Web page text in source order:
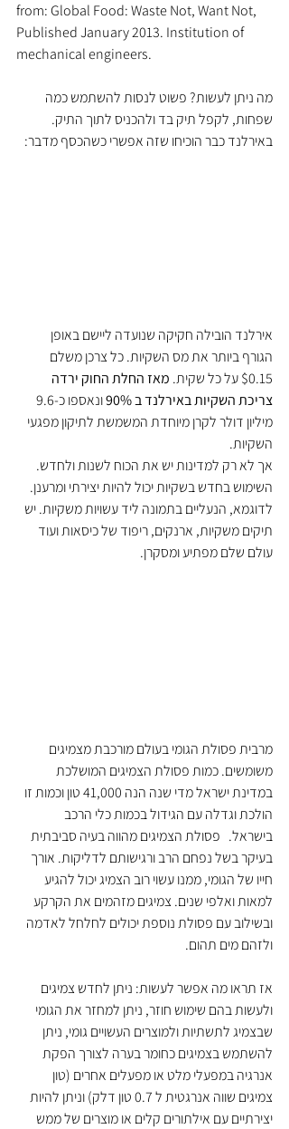
from: Global Food: Waste Not, Want Not,
Published January 2013. Institution of
mechanical engineers.
מה ניתן לעשות? פשוט לנסות להשתמש כמה
שפחות, לקפל תיק בד ולהכניס לתוך התיק.
באירלנד כבר הוכיחו שזה אפשרי כשהכסף מדבר:
אירלנד הובילה חקיקה שנועדה ליישם באופן
הגורף ביותר את מס השקיות. כל צרכן משלם
$0.15 על כל שקית.
מאז החלת החוק ירדה
צריכת השקיות באירלנד ב 90%
מיליון דולר לקרן מיוחדת המשמשת לתיקון מפגעי
השקיות.
אך לא רק למדינות יש את הכוח לשנות ולחדש.
השימוש בחדש בשקיות יכול להיות יצירתי ומרענן.
לדוגמא, הנעליים בתמונה ליד עשויות משקיות. יש
תיקים משקיות, ארנקים, ריפוד של כיסאות ועוד
עולם שלם מפתיע ומסקרן.​
מרבית פסולת הגומי בעולם מורכבת מצמיגים
משומשים. כמות פסולת הצמיגים המושלכת
במדינת ישראל מדי שנה הנה 41,000 טון וכמות זו
הולכת וגדלה עם הגידול בכמות כלי הרכב
בישראל.   פסולת הצמיגים מהווה בעיה סביבתית
בעיקר בשל נפחם הרב ורגישותם לדליקות. אורך
חייו של הגומי, ממנו עשוי רוב הצמיג יכול להגיע
למאות ואלפי שנים. צמיגים מזהמים את הקרקע
ובשילוב עם פסולת נוספת יכולים לחלחל לאדמה
ולזהם מים תהום.
אז תראו מה אפשר לעשות: ניתן לחדש צמיגים
ולעשות בהם שימוש חוזר, ניתן למחזר את הגומי
שבצמיג לתשתיות ולמוצרים העשויים גומי, ניתן
להשתמש בצמיגים כחומר בערה לצורך הפקת
אנרגיה במפעלי מלט או מפעלים אחרים (טון
צמיגים שווה אנרגטית ל 0.7 טון דלק) וניתן להיות
יצירתיים עם אילתורים קלים או מוצרים של ממש